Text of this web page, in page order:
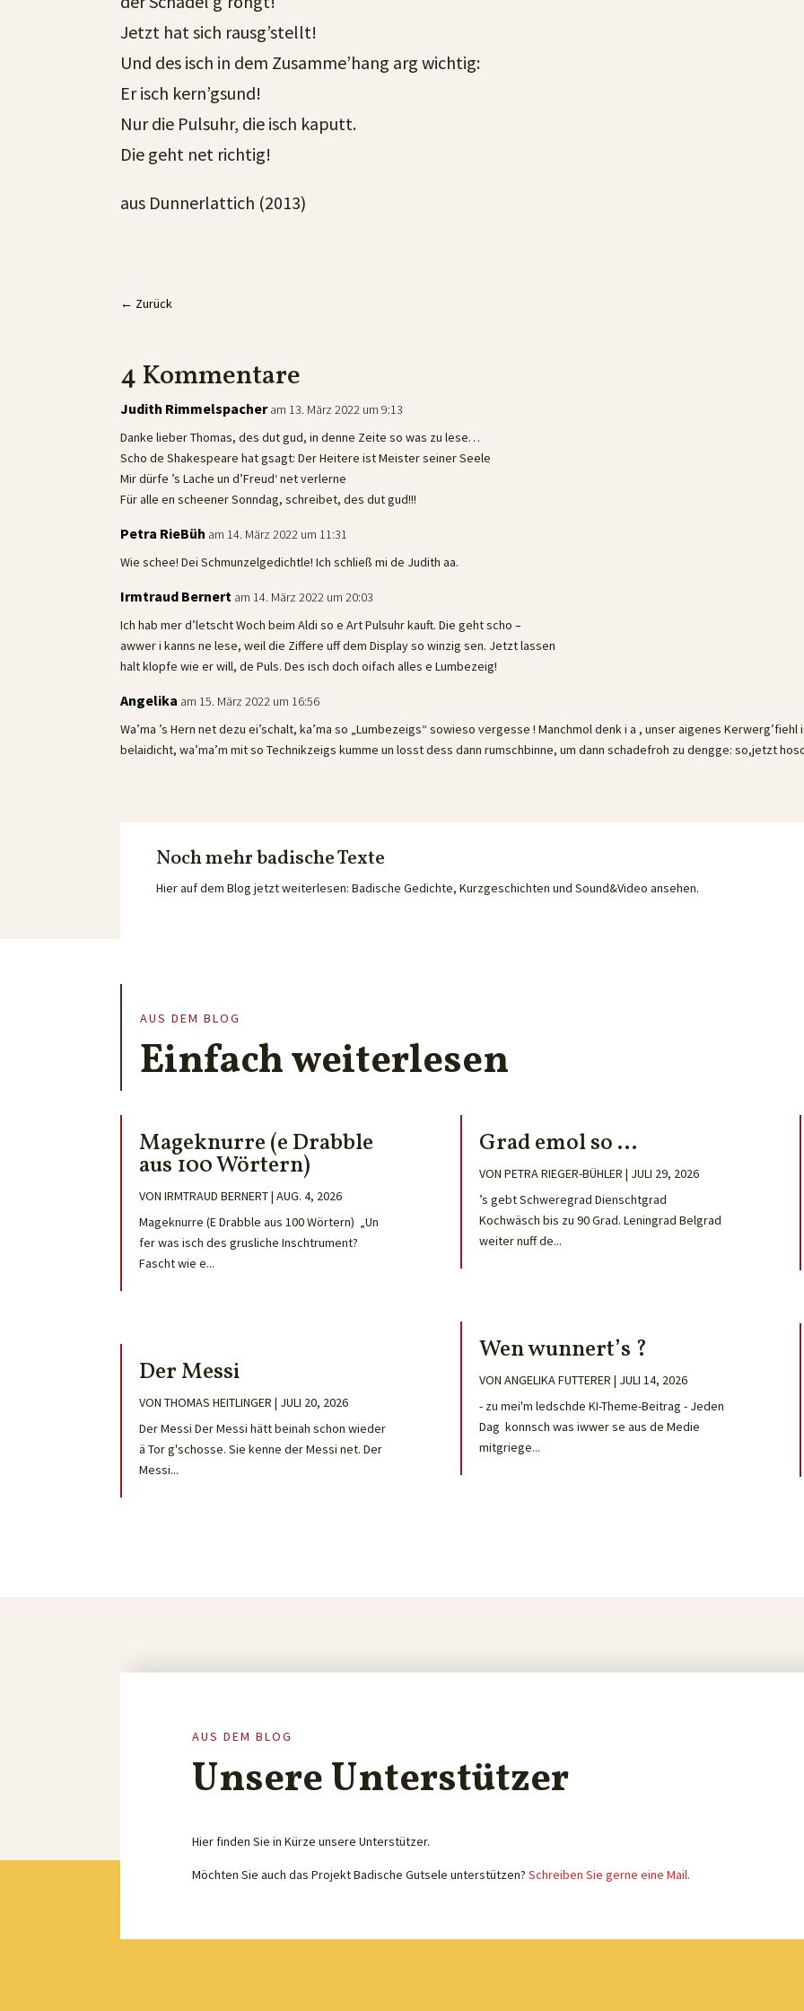
Jetzt hat sich rausg’stellt!
Und des isch in dem Zusamme’hang arg wichtig:
Er isch kern’gsund!
Nur die Pulsuhr, die isch kaputt.
Die geht net richtig!
aus Dunnerlattich (2013)
← Zurück
4 Kommentare
Judith Rimmelspacheram 13. März 2022 um 9:13
Danke lieber Thomas, des dut gud, in denne Zeite so was zu lese…
Scho de Shakespeare hat gsagt: Der Heitere ist Meister seiner Seele
Mir dürfe ’s Lache un d’Freud‘ net verlerne
Für alle en scheener Sonndag, schreibet, des dut gud!!!
Petra RieBüh am 14. März 2022 um 11:31
Wie schee! Dei Schmunzelgedichtle! Ich schließ mi de Judith aa.
Irmtraud Bernert am 14. März 2022 um 20:03
Ich hab mer d’letscht Woch beim Aldi so e Art Pulsuhr kauft. Die geht scho –
awwer i kanns ne lese, weil die Ziffere uff dem Display so winzig sen. Jetzt lassen
halt klopfe wie er will, de Puls. Des isch doch oifach alles e Lumbezeig!
Angelika am 15. März 2022 um 16:56
Wa’ma ’s Hern net dezu ei’schalt, ka’ma so „Lumbezeigs“ sowieso vergesse ! Manchmol denk i a , unser aigenes Kerwerg’fiehl
belaidicht, wa’ma’m mit so Technikzeigs kumme un losst dess dann rumschbinne, um dann schadefroh zu dengge: so,jetzt
Noch mehr badische Texte
Hier auf dem Blog jetzt weiterlesen: Badische Gedichte, Kurzgeschichten und Sound&Video ansehen.
AUS DEM BLOG
Einfach weiterlesen
Mageknurre (e Drabble
aus 100 Wörtern)
VONIRMTRAUD BERNERT|AUG. 4, 2026
Mageknurre (E Drabble aus 100 Wörtern) „Un
fer was isch des grusliche Inschtrument?
Fascht wie e...
Der Messi
VONTHOMAS HEITLINGER | JULI 20, 2026
Der Messi Der Messi hätt beinah schon wieder
ä Tor g'schosse. Sie kenne der Messi net. Der
Messi...
Grad emol so …
VON PETRA RIEGER-BÜHLER | JULI 29, 2026
’s gebt Schweregrad Dienschtgrad
Kochwäsch bis zu 90 Grad. Leningrad Belgrad
weiter nuff de...
Wen wunnert’s ?
VON ANGELIKA FUTTERER | JULI 14, 2026
- zu mei'm ledschde KI-Theme-Beitrag - Jeden
Dag konnsch was iwwer se aus de Medie
mitgriege...
AUS DEM BLOG
Unsere Unterstützer
Hier finden Sie in Kürze unsere Unterstützer.
Möchten Sie auch das Projekt Badische Gutsele unterstützen?Schreiben Sie gerne eine Mail.